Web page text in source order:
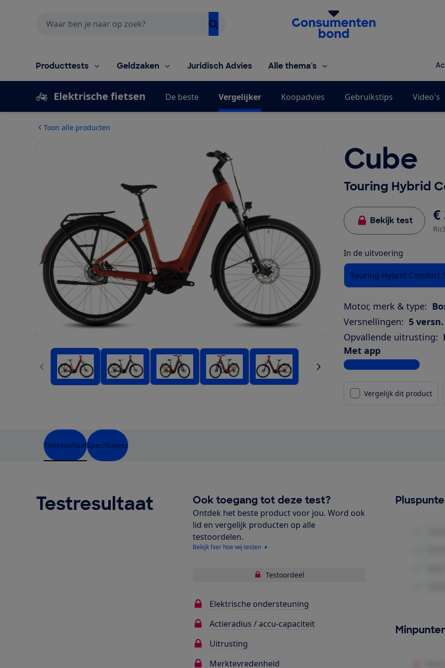
Homepage van de Consumentenbond
Producttests Geldzaken Juridisch Advies Alle thema's
Elektrische fietsen De beste Vergelijker Koopadvies Gebruikstips Video's
Toon alle producten
Cube
Touring Hybrid
Bekijk test €
In de uitvoering
Touring Hybrid Comfort
Motor, merk & type:
Versnellingen: 5
Opvallende uitrusting:
Met app
Bekijk alle specificaties
Vergelijk dit product
TestresultaatSpecificaties
Testresultaat Ook toegang tot deze test?
Ontdek het beste product voor jou. Word ook
lid en vergelijk producten op alle
testoordelen.
Bekijk hier hoe wij testen
Testoordeel
Elektrische ondersteuning
Actieradius / accu-capaciteit
Uitrusting
Merktevredenheid